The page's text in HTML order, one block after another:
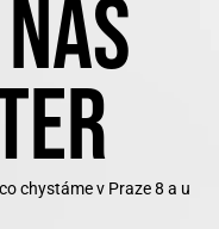
chystáme v Praze 8 a u